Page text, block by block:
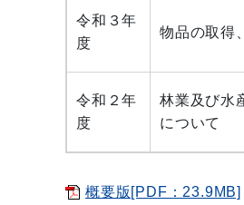
令和３年
度
物品の取得
令和２年
度
林業及び水
について
概要版[PDF：23.9MB]